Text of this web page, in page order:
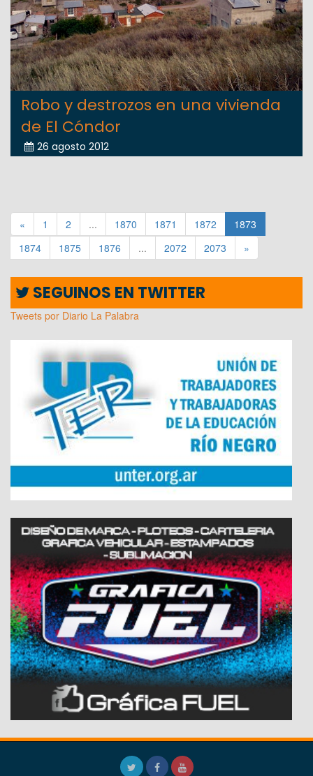
Robo y destrozos en una vivienda
de El Cóndor
26 agosto 2012
« 1 2 ... 1870 1871 1872
1873
1874
1875 1876 ... 2072 2073 »
SEGUINOS EN TWITTER
Tweets por Diario La Palabra